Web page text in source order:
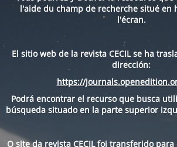
l'aide du champ de recherche situé en
l'écran.
El sitio web de la revista CECIL se ha
dirección:
https://
Podrá encontrar el recurso que busca
búsqueda situado en la parte superior
O site da revista CECIL foi transferido